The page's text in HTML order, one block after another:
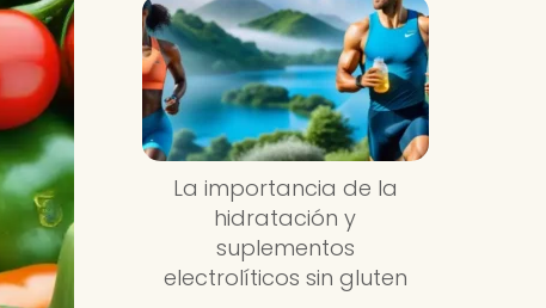
La importancia de la
hidratación y
suplementos
electrolíticos sin gluten